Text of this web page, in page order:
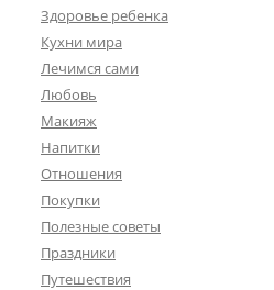
Здоровье ребенка
Кухни мира
Лечимся сами
Любовь
Макияж
Напитки
Отношения
Покупки
Полезные советы
Праздники
Путешествия